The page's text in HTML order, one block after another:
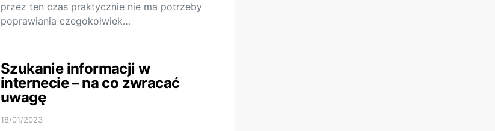
przez ten czas praktycznie nie ma potrzeby
poprawiania czegokolwiek…
Szukanie informacji w
internecie – na co zwracać
uwagę
18/01/2023